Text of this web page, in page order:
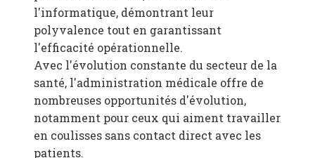
l'informatique, démontrant leur
polyvalence tout en garantissant
l'efficacité opérationnelle.
Avec l'évolution constante du secteur de la
santé, l'administration médicale offre de
nombreuses opportunités d'évolution,
notamment pour ceux qui aiment travailler
en coulisses sans contact direct avec les
patients.